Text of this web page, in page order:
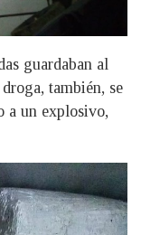
guardaban al
también, se
a un explosivo,